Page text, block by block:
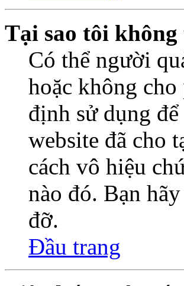
Tại sao tôi
Có thể người
hoặc không cho
định sử dụng
website đã cho
cách vô hiệu
nào đó. Bạn
đỡ.
Đầu trang